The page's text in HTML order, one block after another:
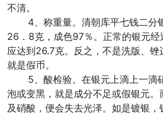
不清。
4、称重量。清朝库平七钱二分
26．8克，成色97％。正常的银元
应达到26.7克。反之，不是洗版、锉
就是假币。
5、酸检验。在银元上滴上一滴
泡或变黑，就是成分不足或假银元
及硝酸，便会失去光泽。如是镀银，